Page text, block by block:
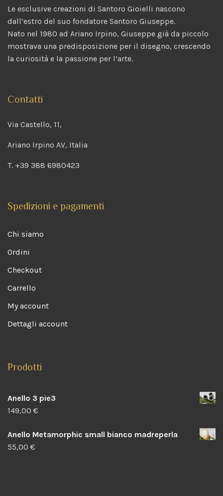
Le esclusive creazioni di Santoro Gioielli nascono
dall’estro del suo fondatore Santoro Giuseppe.
Nato nel 1980 ad Ariano Irpino, Giuseppe già da piccolo
mostrava una predisposizione per il disegno, crescendo
la curiosità e la passione per l’arte.
Contatti
Via Castello, 11,
Ariano Irpino AV, Italia
T. +39 388 6980423
Spedizioni e pagamenti
Chi siamo
Ordini
Checkout
Carrello
My account
Dettagli account
Prodotti
Anello 3 pie3
149,00 €
Anello Metamorphic small bianco madreperla
55,00 €